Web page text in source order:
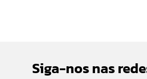
Siga-nos nas